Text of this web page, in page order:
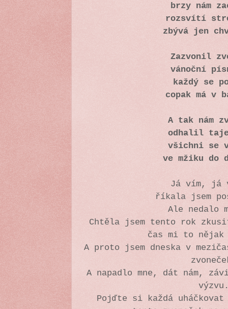
brzy nám
rozsvítí
zbývá jen
Zazvonil
vánoční
každý se
copak má v
A tak nám
odhalil
všichni se
ve mžiku do
Já vím, já
říkala jsem
Ale
Chtěla jsem tento rok
čas mi to
A proto jsem dneska v
A napadlo mne, dát nám,
Pojďte si každá